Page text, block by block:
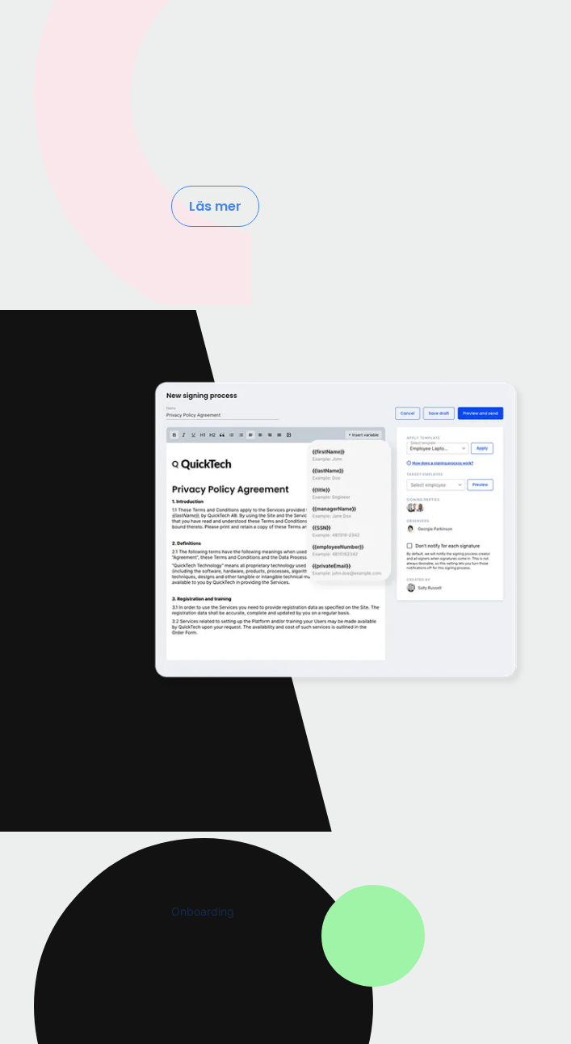
Läs mer
Onboarding